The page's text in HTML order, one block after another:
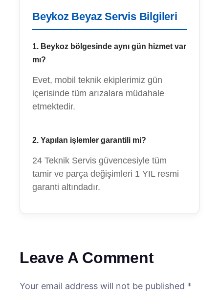
Beykoz Beyaz Servis Bilgileri
1. Beykoz bölgesinde aynı gün hizmet var
mı?
Evet, mobil teknik ekiplerimiz gün
içerisinde tüm arızalara müdahale
etmektedir.
2. Yapılan işlemler garantili mi?
24 Teknik Servis güvencesiyle tüm
tamir ve parça değişimleri 1 YIL resmi
garanti altındadır.
Leave A Comment
Your email address will not be published *